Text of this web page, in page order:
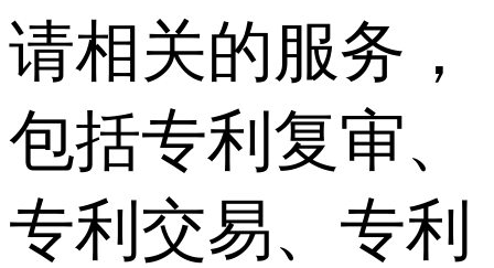
请相关的服务，
包括专利复审、
专利交易、专利